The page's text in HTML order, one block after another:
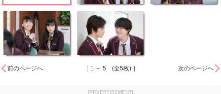
前のページへ ［ 1 － 5 (全5枚) ］ 次のページへ
[ADVERTISEMENT]